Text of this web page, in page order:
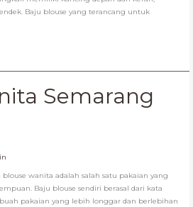
Baju blouse yang terancang untuk
Semarang
blouse wanita adalah salah satu pakaian yang
Baju blouse sendiri berasal dari kata
pakaian yang lebih longgar dan berlebihan